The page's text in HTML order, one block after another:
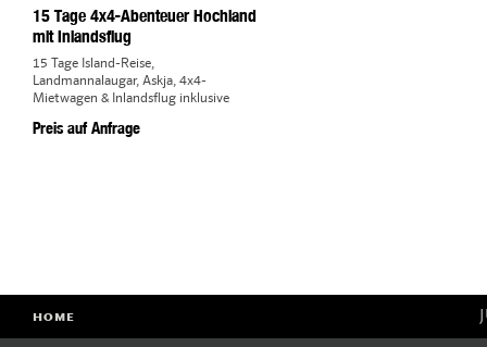
15 Tage 4x4-Abenteuer Hochland
mit Inlandsflug
15 Tage Island-Reise,
Landmannalaugar, Askja, 4x4-
Mietwagen & Inlandsflug inklusive
Preis auf Anfrage
HOME